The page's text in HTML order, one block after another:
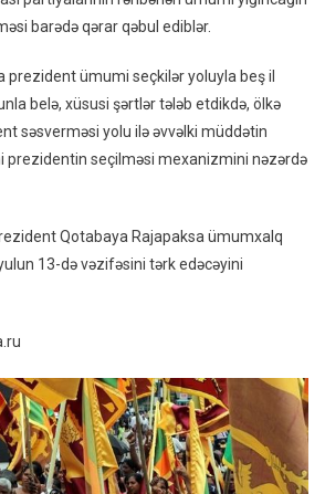
Tarixi
barədə qərar qəbul ediblər.
prezident ümumi seçkilər yoluyla beş il
belə, xüsusi şərtlər tələb etdikdə, ölkə
səsverməsi yolu ilə əvvəlki müddətin
prezidentin seçilməsi mexanizmini nəzərdə
Qotabaya Rajapaksa ümumxalq
13-də vəzifəsini tərk edəcəyini